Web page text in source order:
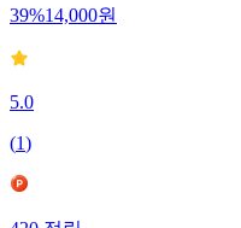
39%14,000원
5.0
(1)